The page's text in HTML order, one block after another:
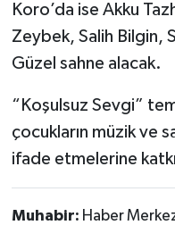
Koro’da ise Akku
Zeybek, Salih Bilgin,
Güzel sahne alacak.
“Koşulsuz Sevgi”
çocukların müzik ve
ifade etmelerine
Muhabir: Haber